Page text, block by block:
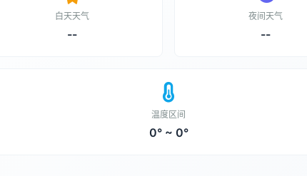
白天天气
--
夜间天气
--
温度区间
0° ~ 0°